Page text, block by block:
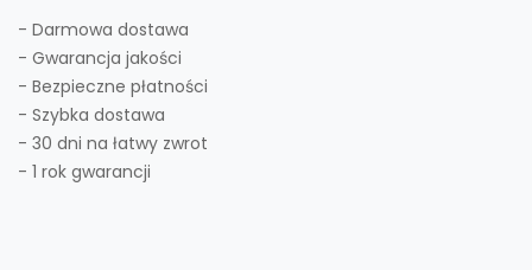
- Darmowa dostawa
- Gwarancja jakości
- Bezpieczne płatności
- Szybka dostawa
- 30 dni na łatwy zwrot
- 1 rok gwarancji